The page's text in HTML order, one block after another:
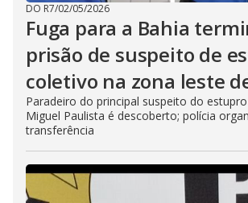
DO R7/02/05/2026
Fuga para a Bahia
prisão de suspeito de
coletivo na zona leste
Paradeiro do principal suspeito do
Miguel Paulista é descoberto; polícia
transferência